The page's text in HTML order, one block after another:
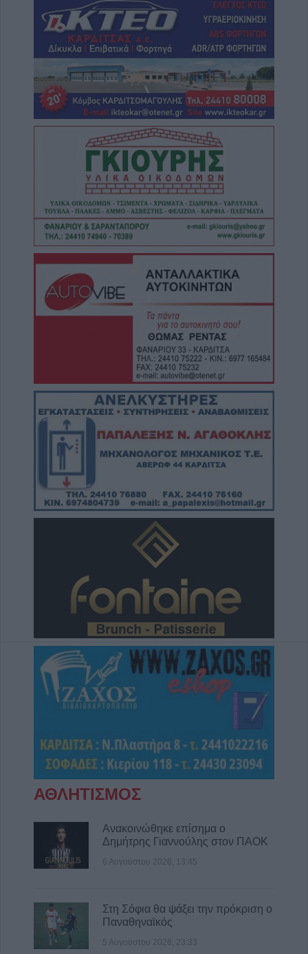
ΑΘΛΗΤΙΣΜΟΣ
Ανακοινώθηκε επίσημα ο
Δημήτρης Γιαννούλης στον ΠΑΟΚ
6 Αυγούστου 2026, 13:45
Στη Σόφια θα ψάξει την πρόκριση ο
Παναθηναϊκός
5 Αυγούστου 2026, 23:33